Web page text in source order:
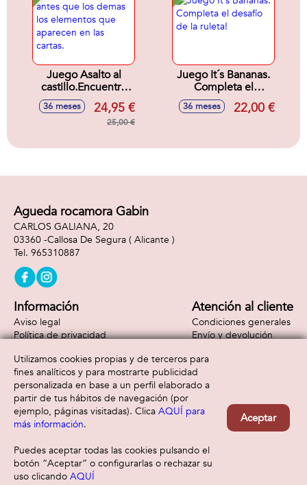
Juego Asalto al
castillo.Encuentra
antes que los
demas los
elementos que
cartas.
36 meses 24,95 €
25,00 €
Juego It´s Bananas.
Completa el
desafío de la ruleta!
36 meses 22,00 €
Agueda rocamora Gabin
CARLOS GALIANA, 20
03360 -Callosa De Segura ( Alicante )
965310887
Información
Aviso legal
Política de privacidad
Atención al cliente
Condiciones generales
Envío y devolución
Formas de pago
Utilizamos cookies propias y de terceros para
fines analíticos y para mostrarte publicidad
personalizada en base a un perfil elaborado a
partir de tus hábitos de navegación (por
ejemplo, páginas visitadas). Clica AQUÍ para
más información.
Puedes aceptar todas las cookies pulsando el
botón “Aceptar” o configurarlas o rechazar su
uso clicando AQUÍ
Aceptar